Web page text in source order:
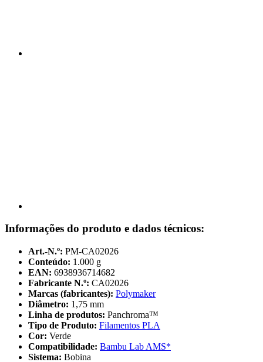
Informações do produto e dados técnicos:
Art.-N.º: PM-CA02026
Conteúdo: 1.000 g
EAN: 6938936714682
Fabricante N.º: CA02026
Marcas (fabricantes): Polymaker
Diâmetro: 1,75 mm
Linha de produtos: Panchroma™
Tipo de Produto: Filamentos PLA
Cor: Verde
Compatibilidade: Bambu Lab AMS*
Sistema: Bobina